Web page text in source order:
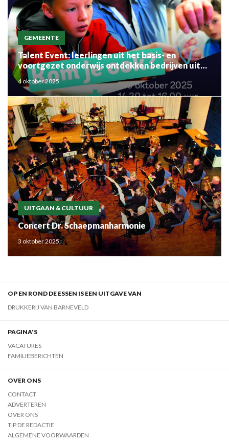
GEMEENTE
Talent Event: leerlingen uit het basis- en
voortgezet onderwijs ontdekken bedrijven uit
de regio
4 oktober 2025
UITGAAN & CULTUUR
Concert Dr. Schaepmanharmonie
3 oktober 2025
OP EN ROND DE ESSEN IS EEN UITGAVE VAN
DRUKKERIJ VAN BARNEVELD
PAGINA'S
VACATURES
FAMILIEBERICHTEN
OVER ONS
CONTACT
ADVERTEREN
OVER ONS
TIP DE REDACTIE
ALGEMENE VOORWAARDEN